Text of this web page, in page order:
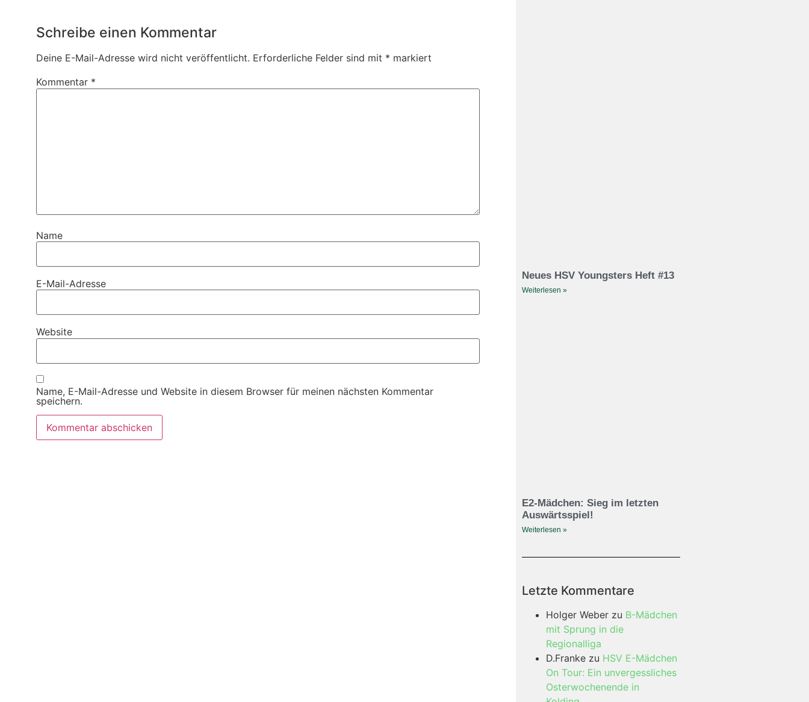
Schreibe einen Kommentar
Deine E-Mail-Adresse wird nicht veröffentlicht. Erforderliche Felder sind mit * markiert
Kommentar *
Name
E-Mail-Adresse
Website
Name, E-Mail-Adresse und Website in diesem Browser für meinen nächsten Kommentar
speichern.
Neues HSV Youngsters Heft #13
Weiterlesen »
E2-Mädchen: Sieg im letzten
Auswärtsspiel!
Weiterlesen »
Letzte Kommentare
Holger Weberzu B-Mädchen
mit Sprung in die
Regionalliga
D.Frankezu HSV E-Mädchen
On Tour: Ein unvergessliches
Osterwochenende in